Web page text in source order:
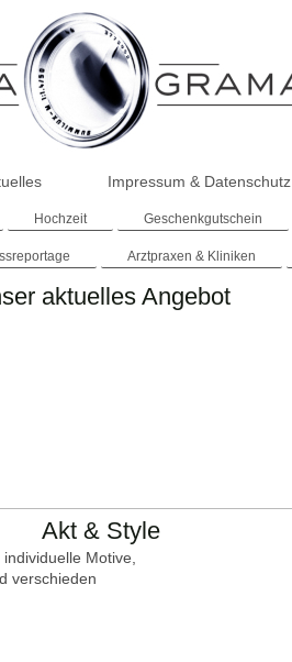
Impressum & Datenschutz
Hochzeit Geschenkgutschein
Arztpraxen & Kliniken
aktuelles Angebot
Akt & Style
Motive,
verschieden